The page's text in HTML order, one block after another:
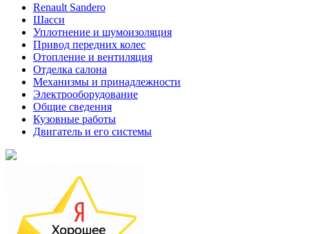
Renault Sandero
Шасси
Уплотнение и шумоизоляция
Привод передних колес
Отопление и вентиляция
Отделка салона
Механизмы и принадлежности
Электрооборудование
Общие сведения
Кузовные работы
Двигатель и его системы